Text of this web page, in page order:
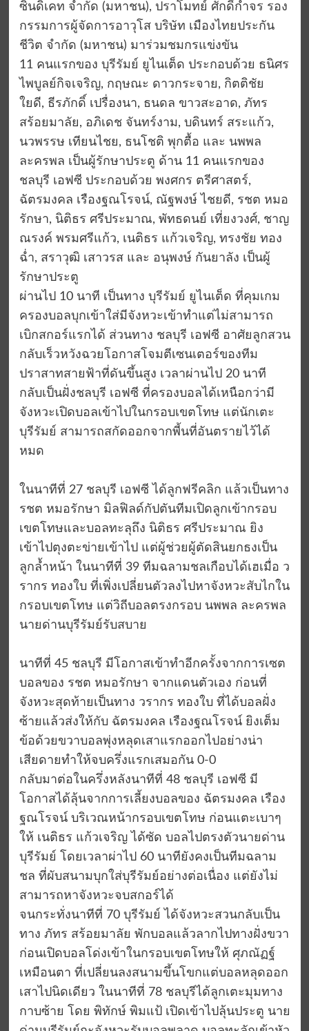
ซินดิเคท จำกัด (มหาชน), ปราโมทย์ ศักดิ์กำจร รอง
กรรมการผู้จัดการอาวุโส บริษัท เมืองไทยประกัน
ชีวิต จำกัด (มหาชน) มาร่วมชมกรแข่งขัน
11 คนแรกของ บุรีรัมย์ ยูไนเต็ด ประกอบด้วย ธนิศร
ไพบูลย์กิจเจริญ, กฤษณะ ดาวกระจาย, กิตติชัย
ใยดี, ธีรภักดิ์ เปรื่องนา, ธนดล ขาวสะอาด, ภัทร
สร้อยมาลัย, อภิเดช จันทร์งาม, บดินทร์ สระแก้ว,
นวพรรษ เทียนไชย, ธนโชติ พุกตื้อ และ นพพล
ละครพล เป็นผู้รักษาประตู ด้าน 11 คนแรกของ
ชลบุรี เอฟซี ประกอบด้วย พงศกร ตรีศาสตร์,
ฉัตรมงคล เรืองฐณโรจน์, ณัฐพงษ์ ไชยดี, รชต หมอ
รักษา, นิติธร ศรีประมาณ, พัทธดนย์ เที่ยงวงศ์, ชาญ
ณรงค์ พรมศรีแก้ว, เนติธร แก้วเจริญ, ทรงชัย ทอง
ฉ่ำ, สราวุฒิ เสาวรส และ อนุพงษ์ กันยาลัง เป็นผู้
รักษาประตู
ผ่านไป 10 นาที เป็นทาง บุรีรัมย์ ยูไนเต็ด ที่คุมเกม
ครองบอลบุกเข้าใส่มีจังหวะเข้าทำแต่ไม่สามารถ
เบิกสกอร์แรกได้ ส่วนทาง ชลบุรี เอฟซี อาศัยลูกสวน
กลับเร็วหวังฉวยโอกาสโจมตีเซนเตอร์ของทีม
ปราสาทสายฟ้าที่ดันขึ้นสูง เวลาผ่านไป 20 นาที
กลับเป็นฝั่งชลบุรี เอฟซี ที่ครองบอลได้เหนือกว่ามี
จังหวะเปิดบอลเข้าไปในกรอบเขตโทษ แต่นักเตะ
บุรีรัมย์ สามารถสกัดออกจากพี้นที่อันตรายไว้ได้
หมด
ในนาทีที่ 27 ชลบุรี เอฟซี ได้ลูกฟรีคลิก แล้วเป็นทาง
รชต หมอรักษา มิลฟิลด์กัปตันทีมเปิดลูกเข้ากรอบ
เขตโทษและบอลทะลุถึง นิติธร ศรีประมาณ ยิง
เข้าไปตุงตะข่ายเข้าไป แต่ผู้ช่วยผู้ตัดสินยกธงเป็น
ลูกล้ำหน้า ในนาทีที่ 39 ทีมฉลามชลเกือบได้เฮเมื่อ ว
รากร ทองใบ ที่เพิ่งเปลี่ยนตัวลงไปหาจังหวะสับไกใน
กรอบเขตโทษ แต่วิถีบอลตรงกรอบ นพพล ละครพล
นายด่านบุรีรัมย์รับสบาย
นาทีที่ 45 ชลบุรี มีโอกาสเข้าทำอีกครั้งจากการเซต
บอลของ รชต หมอรักษา จากแดนตัวเอง ก่อนที่
จังหวะสุดท้ายเป็นทาง วรากร ทองใบ ที่ได้บอลฝั่ง
ซ้ายแล้วส่งให้กับ ฉัตรมงคล เรืองฐณโรจน์ ยิงเต็ม
ข้อด้วยขวาบอลพุ่งหลุดเสาแรกออกไปอย่างน่า
เสียดายทำให้จบครึ่งแรกเสมอกัน 0-0
กลับมาต่อในครึ่งหลังนาทีที่ 48 ชลบุรี เอฟซี มี
โอกาสได้ลุ้นจากการเลี้ยงบอลของ ฉัตรมงคล เรือง
ฐณโรจน์ บริเวณหน้ากรอบเขตโทษ ก่อนแตะเบาๆ
ให้ เนติธร แก้วเจริญ ได้ซัด บอลไปตรงตัวนายด่าน
บุรีรัมย์ โดยเวลาผ่าไป 60 นาทียังคงเป็นทีมฉลาม
ชล ที่ผับสนามบุกใส่บุรีรัมย์อย่างต่อเนื่อง แต่ยังไม่
สามารถหาจังหวะจบสกอร์ได้
จนกระทั่งนาทีที่ 70 บุรีรัมย์ ได้จังหวะสวนกลับเป็น
ทาง ภัทร สร้อยมาลัย พักบอลแล้วลากไปทางฝั่งขวา
ก่อนเปิดบอลโด่งเข้าในกรอบเขตโทษให้ ศุภณัฏฐ์
เหมือนตา ที่เปลี่ยนลงสนามขึ้นโขกแต่บอลหลุดออก
เสาไปนิดเดียว ในนาทีที่ 78 ชลบุรีได้ลูกเตะมุมทาง
กาบซ้าย โดย พิทักษ์ พิมแป้ เปิดเข้าไปลุ้นประตู นาย